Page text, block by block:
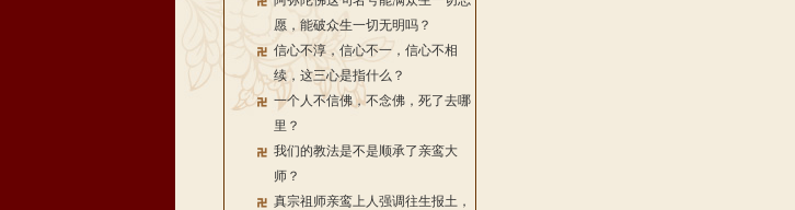
愿，能破众生一切无明吗？
信心不淳，信心不一，信心不相
续，这三心是指什么？
一个人不信佛，不念佛，死了去哪
里？
我们的教法是不是顺承了亲鸾大
师？
真宗祖师亲鸾上人强调往生报土，